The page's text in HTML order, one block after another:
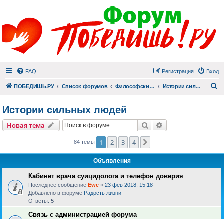
FAQ Вход
Регистрация
ПОБЕДИШЬ.РУ Список форумов Философский раздел Истории сильных людей
Истории сильных людей
Новая тема Поиск
84 темы 1 2 3 4
Объявления
Кабинет врача суицидолога и телефон доверия
Последнее сообщение Ewe « 23 фев 2018, 15:18
Добавлено в форуме Радость жизни
Ответы: 5
Связь с администрацией форума